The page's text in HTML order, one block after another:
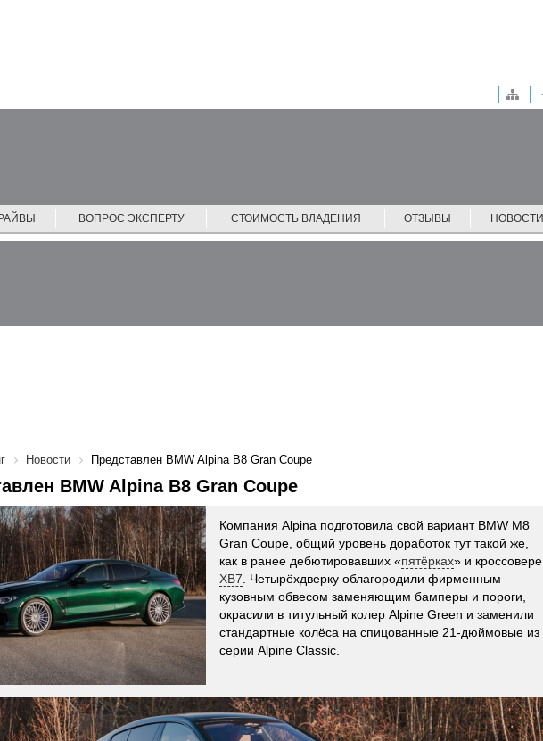
ВОПРОС ЭКСПЕРТУ СТОИМОСТЬ ВЛАДЕНИЯ ОТЗЫВЫ НОВОСТИ
Новости Представлен BMW Alpina B8 Gran Coupe
BMW Alpina B8 Gran Coupe
Компания Alpina подготовила свой вариант BMW M8
Gran Coupe, общий уровень доработок тут такой же,
как в ранее дебютировавших «пятёрках» и кроссовере
XB7 . Четырёхдверку облагородили фирменным
кузовным обвесом заменяющим бамперы и пороги,
окрасили в титульный колер Alpine Green и заменили
стандартные колёса на спицованные 21-дюймовые из
серии Alpine Classic.